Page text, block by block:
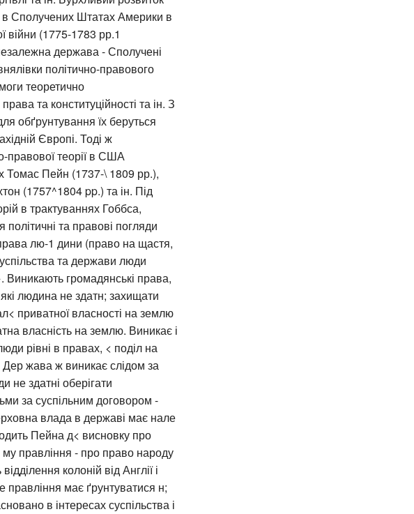
в Сполучених Штатах Америки в
війни (1775-1783 рр.1
держава - Сполучені
політично-правового
теоретично
та конституційності та ін. З
обґрунтування їх беруться
Європі. Тоді ж
правової теорії в США
Томас Пейн (1737-\ 1809 рр.),
(1757^1804 pp.) та ін. Під
в трактуваннях Гоббса,
та правові погляди
лю-1 дини (право на щастя,
та держави люди
громадянські права,
людина не здатн; захищати
приватної власності на землю
власність на землю. Виникає і
рівні в правах, < поділ на
Дер жава ж виникає слідом за
здатні оберігати
за суспільним договором -
влада в державі має нале
Пейна д< висновку про
правління - про право народу
колоній від Англії і
правління має ґрунтуватися н;
в інтересах суспільства і